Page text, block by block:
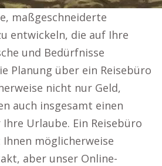
maßgeschneiderte
entwickeln, die auf Ihre
und Bedürfnisse
Planung über ein Reisebüro
nicht nur Geld,
auch insgesamt einen
Urlaube. Ein Reisebüro
möglicherweise
aber unser Online-